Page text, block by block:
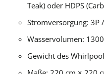
Teak) oder HDPS
Stromversorgung: 3P
Wasservolumen:
Gewicht des